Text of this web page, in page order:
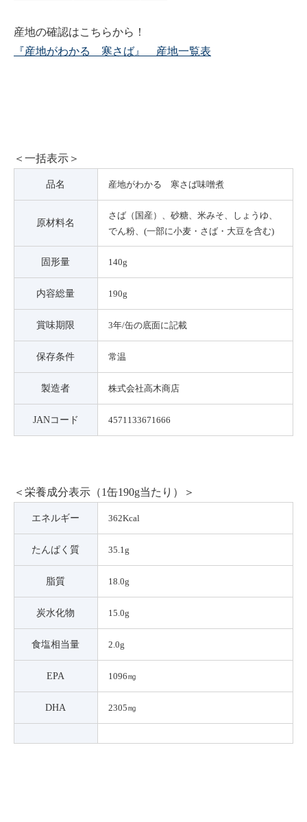
産地の確認はこちらから！
『産地がわかる 寒さば』 産地一覧表
＜一括表示＞
品名 産地がわかる 寒さば味噌煮
原材料名
さば（国産）、砂糖、米みそ、しょうゆ、
でん粉、(一部に小麦・さば・大豆を含む)
固形量 140g
内容総量 190g
賞味期限 3年/缶の底面に記載
保存条件 常温
製造者 株式会社高木商店
JANコード 4571133671666
＜栄養成分表示（1缶190g当たり）＞
エネルギー 362Kcal
たんぱく質 35.1g
脂質 18.0g
炭水化物 15.0g
食塩相当量 2.0g
EPA 1096㎎
DHA 2305㎎